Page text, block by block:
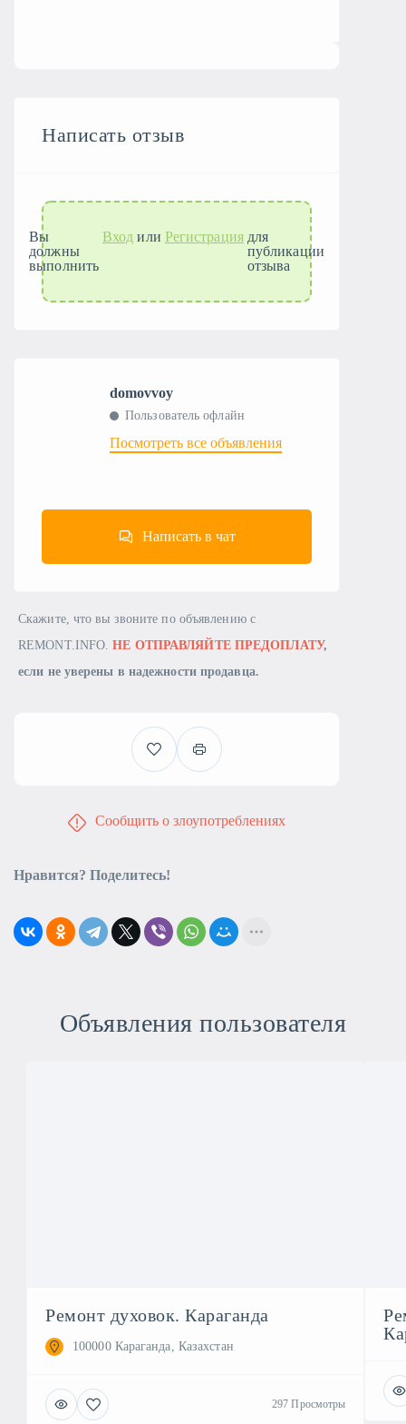
Написать отзыв
Вы
должны
выполнить
Вход или Регистрация для
публикации
отзыва
domovvoy
Пользователь офлайн
Посмотреть все объявления
Написать в чат
Скажите, что вы звоните по объявлению с
REMONT.INFO.НЕ ОТПРАВЛЯЙТЕ ПРЕДОПЛАТУ,
если не уверены в надежности продавца.
Сообщить о злоупотреблениях
Нравится? Поделитесь!
Объявления пользователя
Ремонт духовок. Караганда
100000 Караганда, Казахстан
297 Просмотры